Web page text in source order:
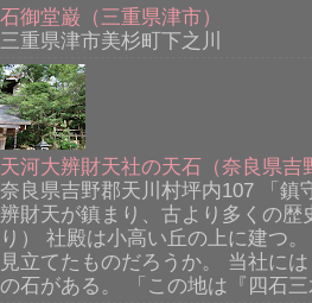
石御堂巌（三重県津市）
三重県津市美杉町下之川
天河大辨財天社の天石（奈良県吉
奈良県吉野郡天川村坪内107 「鎮
辨財天が鎮まり、古より多くの歴
り） 社殿は小高い丘の上に建つ
見立てたものだろうか。 当社に
の石がある。 「この地は『四石